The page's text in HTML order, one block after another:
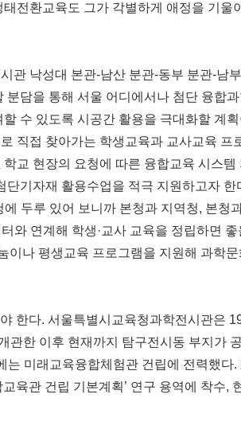
태전환교육도 그가 각별하게 애정을 기울
관 낙성대 본관-남산 분관-동부 분관-남
분담을 통해 서울 어디에서나 첨단 융합과
할 수 있도록 시공간 활용을 극대화할 계
직접 찾아가는 학생교육과 교사교육 프
학교 현장의 요청에 따른 융합교육 시스템
단기자재 활용수업을 적극 지원하고자 한
에 두루 있어 보니까 본청과 지역청, 본청
와 연계해 학생·교사 교육을 정립하면 좋
이나 평생교육 프로그램을 지원해 과학
한다. 서울특별시교육청과학전시관은
관한 이후 현재까지 탐구전시동 부지가
는 미래교육융합체험관 건립에 전력했다.
육관 건립 기본계획’ 연구 용역에 착수,